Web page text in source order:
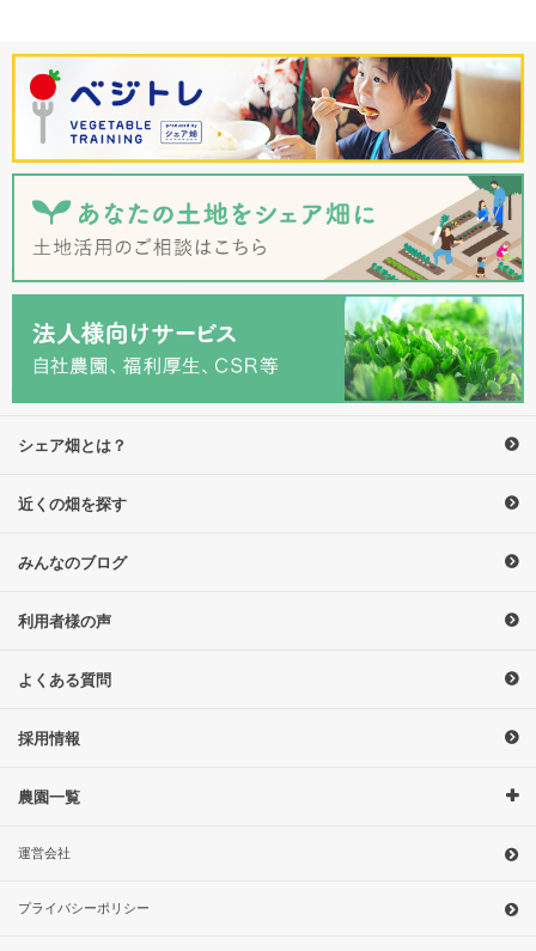
シェア畑とは？
近くの畑を探す
みんなのブログ
利用者様の声
よくある質問
採用情報
農園一覧
運営会社
プライバシーポリシー